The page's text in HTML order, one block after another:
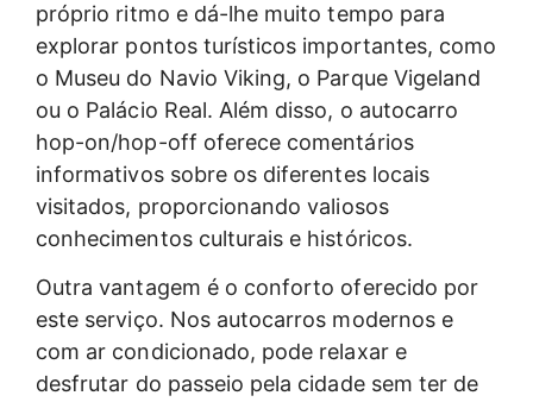
próprio ritmo e dá-lhe muito tempo para
explorar pontos turísticos importantes, como
o Museu do Navio Viking, o Parque Vigeland
ou o Palácio Real. Além disso, o autocarro
hop-on/hop-off oferece comentários
informativos sobre os diferentes locais
visitados, proporcionando valiosos
conhecimentos culturais e históricos.
Outra vantagem é o conforto oferecido por
este serviço. Nos autocarros modernos e
com ar condicionado, pode relaxar e
desfrutar do passeio pela cidade sem ter de